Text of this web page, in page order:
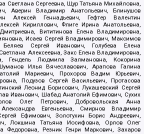
Светлана Сергеевна, Щур Татьяна Михайловна,
Аверин Владимир Анатольевич, Блинушов
Алексей Геннадьевич, Гефтер Валентин
Кириллович, Флиге Ирина Анатольевна,
Вититинова Елена Владимировна,
Исаев Сергей Владимирович, Максимов
Сергей Иванович, Голубева Елена
Алексеевна, Закс Елена Владимировна,
Гендель Людмила Залмановна, Кокорина
Илья Вячеславович, Арапова Галина
Мариевич, Прохоров Вадим Юрьевич,
Подузов Сергей Васильевич, Протасова
Леонид Борисович, Лукашевский Сергей
Иванович, Шабад Анатолий Ефимович, Сухих
Олег Петрович, Добровольская Анна
Евгеньевна, Смирнов Владимир
Ефимович, Золотухин Борис Андреевич,
Локшина Татьяна Иосифовна, Орлов Олег
Федоровна, Резник Генри Маркович, Захаров